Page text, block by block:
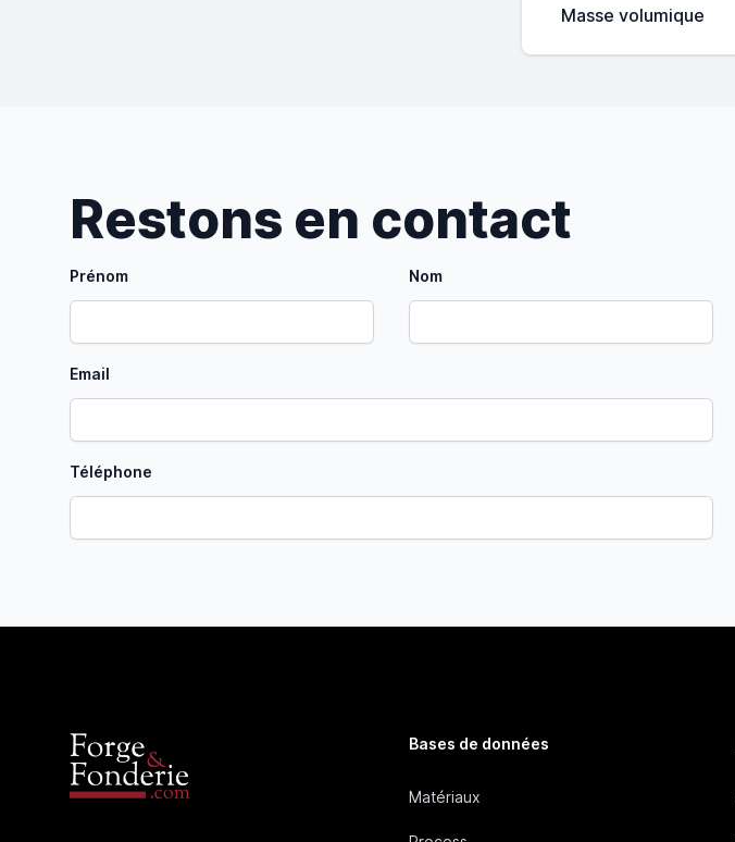
Masse volumique
Restons en contact
Prénom Nom
Email
Téléphone
Bases de données
Matériaux